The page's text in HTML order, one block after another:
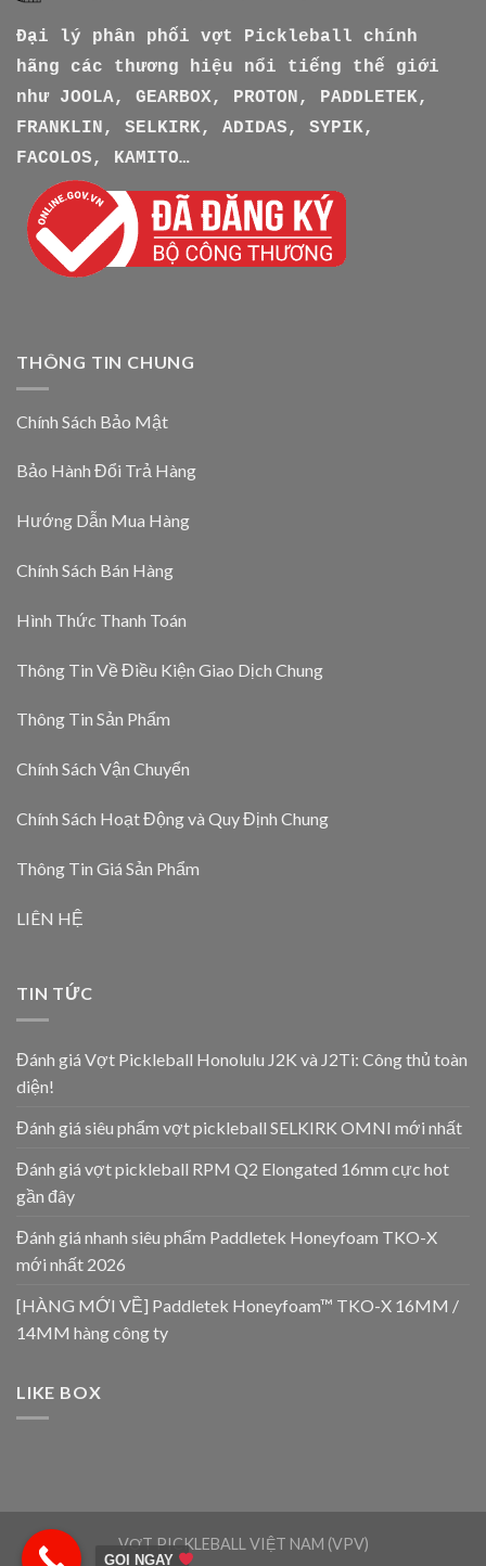
Đại lý phân phối vợt Pickleball chính
hãng các thương hiệu nổi tiếng thế giới
như
JOOLA, GEARBOX, PROTON, PADDLETEK,
FRANKLIN, SELKIRK, ADIDAS, SYPIK,
FACOLOS, KAMITO…
THÔNG TIN CHUNG
Chính Sách Bảo Mật
Bảo Hành Đổi Trả Hàng
Hướng Dẫn Mua Hàng
Chính Sách Bán Hàng
Hình Thức Thanh Toán
Thông Tin Về Điều Kiện Giao Dịch Chung
Thông Tin Sản Phẩm
Chính Sách Vận Chuyển
Chính Sách Hoạt Động và Quy Định Chung
Thông Tin Giá Sản Phẩm
LIÊN HỆ
TIN TỨC
Đánh giá Vợt Pickleball Honolulu J2K và J2Ti: Công thủ toàn
diện!
Đánh giá siêu phẩm vợt pickleball SELKIRK OMNI mới nhất
Đánh giá vợt pickleball RPM Q2 Elongated 16mm cực hot
gần đây
Đánh giá nhanh siêu phẩm Paddletek Honeyfoam TKO-X
mới nhất 2026
[HÀNG MỚI VỀ] Paddletek Honeyfoam™ TKO-X 16MM /
14MM hàng công ty
LIKE BOX
VỢT PICKLEBALL VIỆT NAM (VPV)
GỌI NGAY